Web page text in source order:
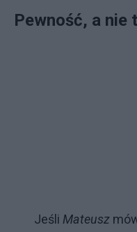
Pewność, a nie
Jeśli Mateusz